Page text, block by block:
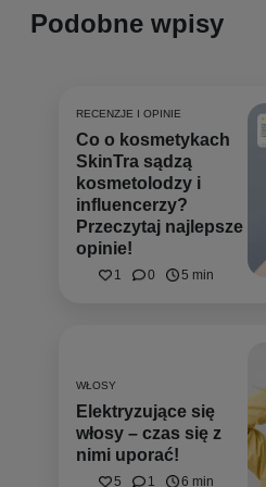
Podobne wpisy
RECENZJE I OPINIE
Co o kosmetykach
SkinTra sądzą
kosmetolodzy i
influencerzy?
Przeczytaj najlepsze
opinie!
1 0 5 min
WŁOSY
Elektryzujące się
włosy – czas się z
nimi uporać!
5 1 6 min